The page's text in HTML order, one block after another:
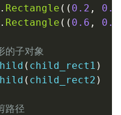
. Rectangle ( ( 0.2 , 0.2
. Rectangle ( ( 0.6 , 0.6
的子对象
( child_rect1 )
( child_rect2 )
路径